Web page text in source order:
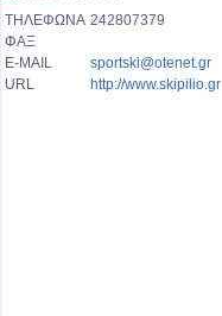
ΤΗΛΕΦΩΝΑ 242807379
ΦΑΞ
E-MAIL
sportski@otenet.gr
URL
http://www.skipilio.gr